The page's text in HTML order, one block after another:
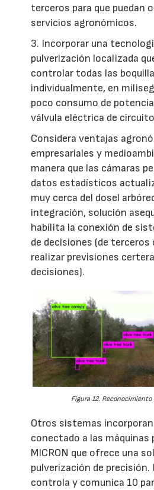
terceros para que puedan
servicios agronómicos.
3. Incorporar una
pulverización localizada
controlar todas las
individualmente, en
poco consumo de
válvula eléctrica de
Considera ventajas
empresariales y
manera que las cámaras
datos estadísticos
muy cerca del dosel
integración, solución
habilita la conexión de
de decisiones (de terceros
realizar previsiones
decisiones).
Figura 12.
Otros sistemas
conectado a las máquinas
MICRON que ofrece una
pulverización de
controla y comunica 10